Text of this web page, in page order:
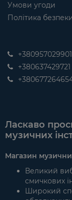
Умови угоди
Політика безпеки
+380957029901
+380637429721
Ласкаво
музичних
Магазин
Великий
смичкових
Широкий